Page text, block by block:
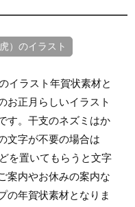
）のイラスト
イラスト年賀状素材と
お正月らしいイラスト
す。干支のネズミはか
文字が不要の場合は
を置いてもらうと文字
案内やお休みの案内な
の年賀状素材となりま